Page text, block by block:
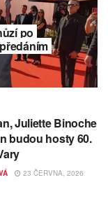
po
Juliette Binoche
budou hosty 60.
23 ČERVNA, 2026